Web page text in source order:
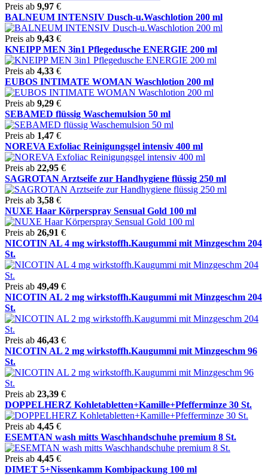
Preis ab 9,97 €
BALNEUM INTENSIV Dusch-u.Waschlotion 200 ml
Preis ab 9,43 €
KNEIPP MEN 3in1 Pflegedusche ENERGIE 200 ml
Preis ab 4,33 €
EUBOS INTIMATE WOMAN Waschlotion 200 ml
Preis ab 9,29 €
SEBAMED flüssig Waschemulsion 50 ml
Preis ab 1,47 €
NOREVA Exfoliac Reinigungsgel intensiv 400 ml
Preis ab 22,95 €
SAGROTAN Arztseife zur Handhygiene flüssig 250 ml
Preis ab 3,58 €
NUXE Haar Körperspray Sensual Gold 100 ml
Preis ab 26,91 €
NICOTIN AL 4 mg wirkstoffh.Kaugummi mit Minzgeschm 204
St.
Preis ab 49,49 €
NICOTIN AL 2 mg wirkstoffh.Kaugummi mit Minzgeschm 204
St.
Preis ab 46,43 €
NICOTIN AL 2 mg wirkstoffh.Kaugummi mit Minzgeschm 96
St.
Preis ab 23,39 €
DOPPELHERZ Kohletabletten+Kamille+Pfefferminze 30 St.
Preis ab 4,45 €
ESEMTAN wash mitts Waschhandschuhe premium 8 St.
Preis ab 4,45 €
DIMET 5+Nissenkamm Kombipackung 100 ml